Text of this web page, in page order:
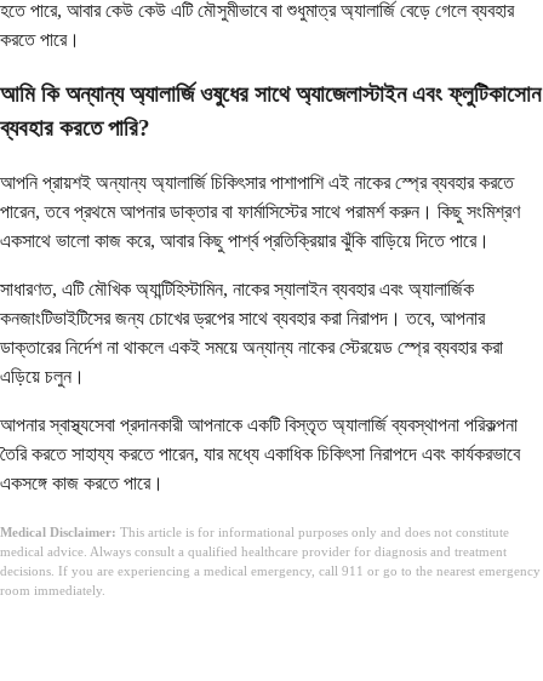
হতে পারে, আবার কেউ কেউ এটি মৌসুমীভাবে বা শুধুমাত্র অ্যালার্জি বেড়ে গেলে ব্যবহার
করতে পারে।
আমি কি অন্যান্য অ্যালার্জি ওষুধের সাথে অ্যাজেলাস্টাইন এবং ফ্লুটিকাসোন
ব্যবহার করতে পারি?
আপনি প্রায়শই অন্যান্য অ্যালার্জি চিকিৎসার পাশাপাশি এই নাকের স্প্রে ব্যবহার করতে
পারেন, তবে প্রথমে আপনার ডাক্তার বা ফার্মাসিস্টের সাথে পরামর্শ করুন। কিছু সংমিশ্রণ
একসাথে ভালো কাজ করে, আবার কিছু পার্শ্ব প্রতিক্রিয়ার ঝুঁকি বাড়িয়ে দিতে পারে।
সাধারণত, এটি মৌখিক অ্যান্টিহিস্টামিন, নাকের স্যালাইন ব্যবহার এবং অ্যালার্জিক
কনজাংটিভাইটিসের জন্য চোখের ড্রপের সাথে ব্যবহার করা নিরাপদ। তবে, আপনার
ডাক্তারের নির্দেশ না থাকলে একই সময়ে অন্যান্য নাকের স্টেরয়েড স্প্রে ব্যবহার করা
এড়িয়ে চলুন।
আপনার স্বাস্থ্যসেবা প্রদানকারী আপনাকে একটি বিস্তৃত অ্যালার্জি ব্যবস্থাপনা পরিকল্পনা
তৈরি করতে সাহায্য করতে পারেন, যার মধ্যে একাধিক চিকিৎসা নিরাপদে এবং কার্যকরভাবে
একসঙ্গে কাজ করতে পারে।
Medical Disclaimer: This article is for informational purposes only and does not constitute
medical advice. Always consult a qualified healthcare provider for diagnosis and treatment
decisions. If you are experiencing a medical emergency, call 911 or go to the nearest emergency
room immediately.